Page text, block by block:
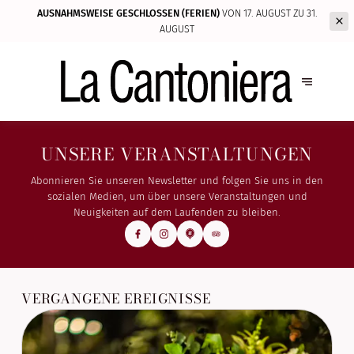
AUSNAHMSWEISE GESCHLOSSEN (FERIEN)VON 17. AUGUST ZU 31.
AUGUST
UNSERE VERANSTALTUNGEN
Abonnieren Sie unseren Newsletter und folgen Sie uns in den
sozialen Medien, um über unsere Veranstaltungen und
Neuigkeiten auf dem Laufenden zu bleiben.
VERGANGENE EREIGNISSE